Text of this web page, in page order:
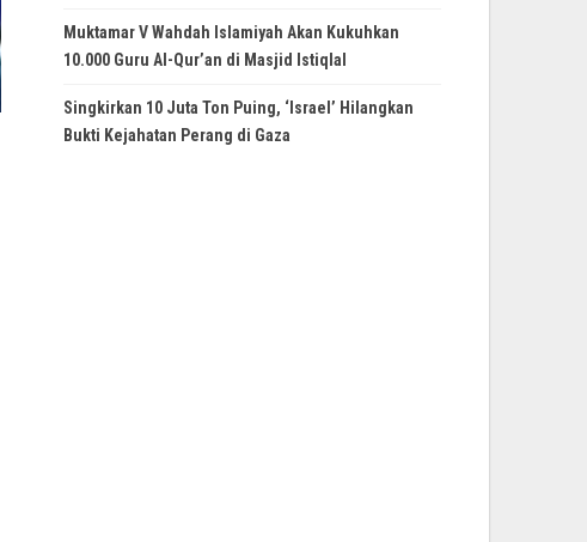
Muktamar V Wahdah Islamiyah Akan Kukuhkan
10.000 Guru Al-Qur’an di Masjid Istiqlal
Singkirkan 10 Juta Ton Puing, ‘Israel’ Hilangkan
Bukti Kejahatan Perang di Gaza